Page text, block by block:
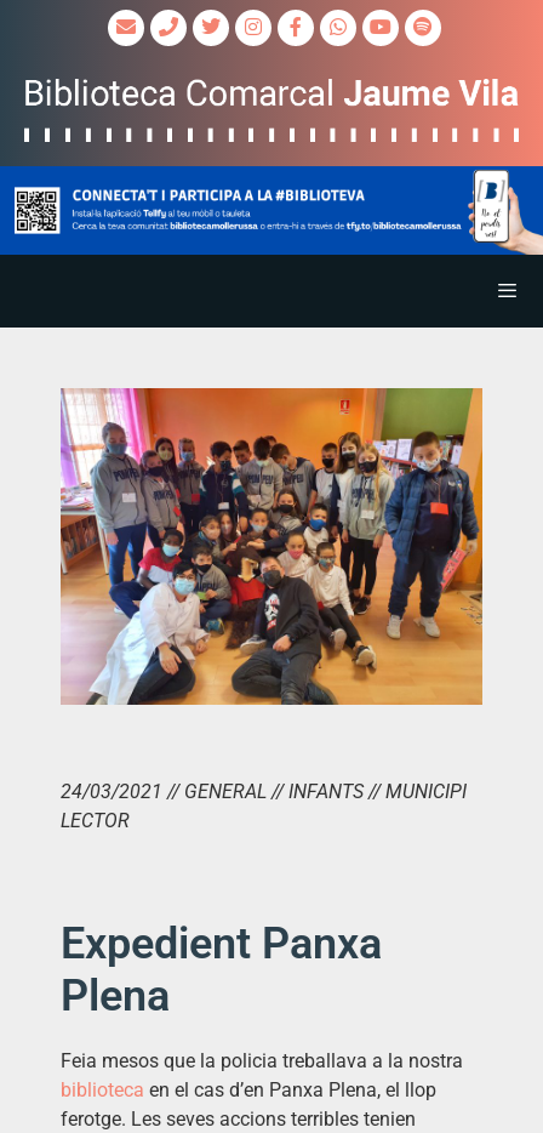
24/03/2021 // GENERAL // INFANTS // MUNICIPI
LECTOR
Expedient Panxa
Plena
Feia mesos que la policia treballava a la nostra
biblioteca en el cas d’en Panxa Plena, el llop
ferotge. Les seves accions terribles tenien